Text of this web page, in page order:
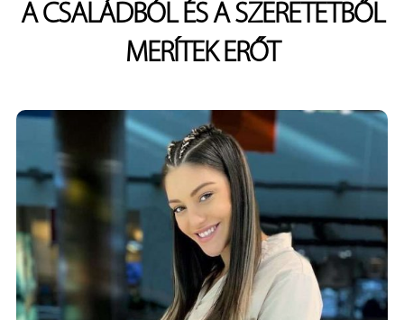
A CSALÁDBÓL ÉS A SZERETETBŐL
MERÍTEK ERŐT